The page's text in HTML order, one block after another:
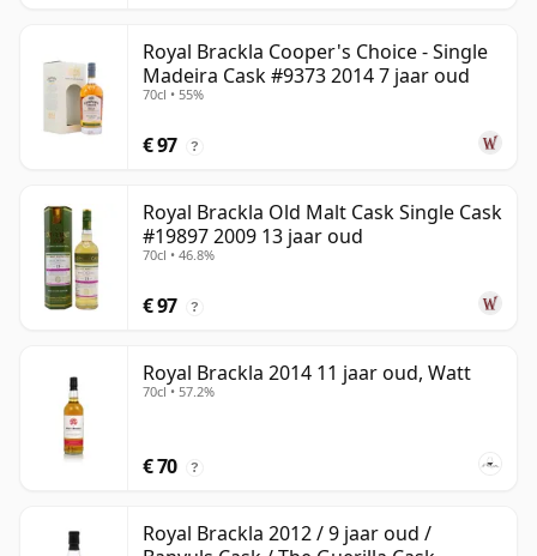
Royal Brackla Cooper's Choice - Single
Madeira Cask #9373 2014 7 jaar oud
70cl • 55%
€ 97 ?
Royal Brackla Old Malt Cask Single Cask
#19897 2009 13 jaar oud
70cl • 46.8%
€ 97 ?
Royal Brackla 2014 11 jaar oud, Watt
70cl • 57.2%
€ 70 ?
Royal Brackla 2012 / 9 jaar oud /